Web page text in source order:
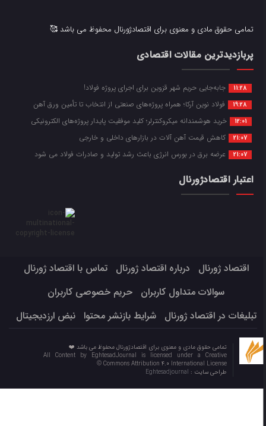
تمامی حقوق مادی و معنوی برای اقتصادژورنال محفوظ می باشد 🥰
پربازدیدترین مقالات اقتصادی
11:28 جابه‌جایی حریم شهر قزوین برای اجرای پروژه فولاد!
19:28 فولاد نوین آرکا؛ همراه پروژه‌های صنعتی از انتخاب تا تأمین ورق آهن
12:01 خرید هوشمندانه میکروکنترلر؛ کلید موفقیت پایدار پروژه‌های الکترونیکی
21:07 کاهش قیمت آهن آلات در بازارهای داخلی و خارجی
21:07 عرضه برق در بورس انرژی باعث رشد تولید و صادرات فولاد می شود
اعتبار اقتصادژورنال
اقتصاد ژورنال درباره اقتصاد ژورنال
تماس با اقتصاد ژورنال
سوالات متداول کاربران
حریم خصوصی کاربران
تبلیغات در اقتصاد ژورنال
شرایط بازنشر محتوا نبض ارزدیجیتال
تمامی حقوق مادی و معنوی برای اقتصادژورنال محفوظ می باشد ❤️
All Content by EghtesadJournal is licensed under a Creative
Commons Attribution 4.0 International License ©️
طراحی سایت :